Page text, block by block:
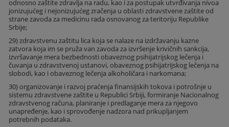
odnosno zaštite zdravlja na radu, kao i za postupak utvrđivanja nivoa
jonizujućeg i nejonizujućeg zračenja u oblasti zdravstvene zaštite od
strane zavoda za medicinu rada osnovanog za teritoriju Republike
Srbije;
29) zdravstvenu zaštitu lica koja se nalaze na izdržavanju kazne
zatvora koja im se pruža van zavoda za izvršenje krivičnih sankcija,
izvršavanje mera bezbednosti obaveznog psihijatrijskog lečenja i
čuvanja u zdravstvenoj ustanovi, obaveznog psihijatrijskog lečenja na
slobodi, kao i obaveznog lečenja alkoholičara i narkomana;
30) organizovanje i razvoj praćenja finansijskih tokova i potrošnje u
sistemu zdravstvene zaštite u Republici Srbiji, formiranje Nacionalnog
zdravstvenog računa, planiranje i predlaganje mera za njegovo
unapređenje, kao i sprovođenje nadzora nad prikupljanjem
potrebnih podataka.